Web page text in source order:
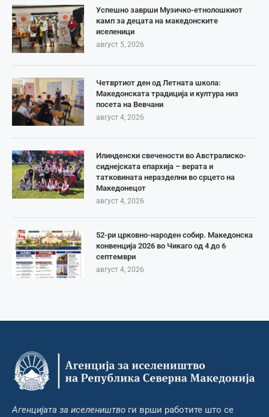
Успешно заврши Музичко-етнолошкиот
камп за децата на македонските
иселеници
август 5, 2026
Четвртиот ден од Летната школа:
Македонската традиција и култура низ
посета на Вевчани
август 4, 2026
Илинденски свечености во Австралиско-
сиднејската епархија – верата и
татковината неразделни во срцето на
Македонецот
август 4, 2026
52-ри црковно-народен собир. Македонска
конвенција 2026 во Чикаго од 4 до 6
септември
август 4, 2026
Агенцијата за иселеништво ги врши работите што се